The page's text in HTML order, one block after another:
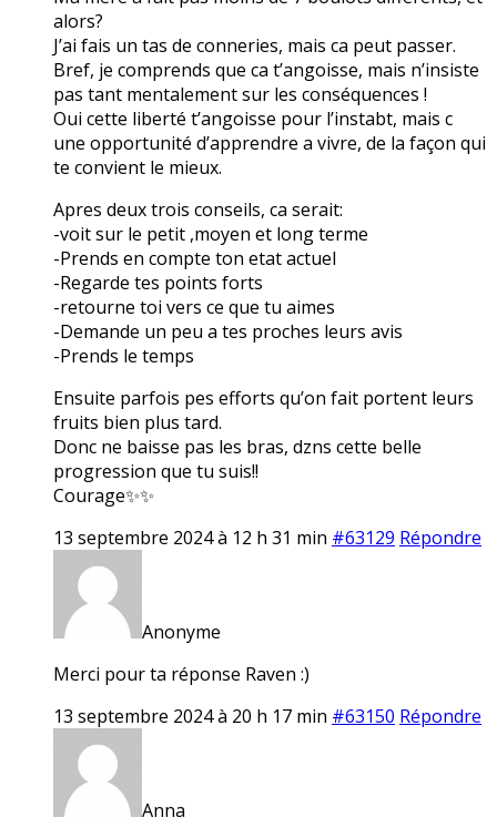
alors?
J’ai fais un tas de conneries, mais ca peut passer.
Bref, je comprends que ca t’angoisse, mais n’insiste
pas tant mentalement sur les conséquences !
Oui cette liberté t’angoisse pour l’instabt, mais c
une opportunité d’apprendre a vivre, de la façon qui
te convient le mieux.
Apres deux trois conseils, ca serait:
-voit sur le petit ,moyen et long terme
-Prends en compte ton etat actuel
-Regarde tes points forts
-retourne toi vers ce que tu aimes
-Demande un peu a tes proches leurs avis
-Prends le temps
Ensuite parfois pes efforts qu’on fait portent leurs
fruits bien plus tard.
Donc ne baisse pas les bras, dzns cette belle
progression que tu suis!!
Courage✨✨
13 septembre 2024 à 12 h 31 min #63129 Répondre
Anonyme
Merci pour ta réponse Raven :)
13 septembre 2024 à 20 h 17 min #63150 Répondre
Anna